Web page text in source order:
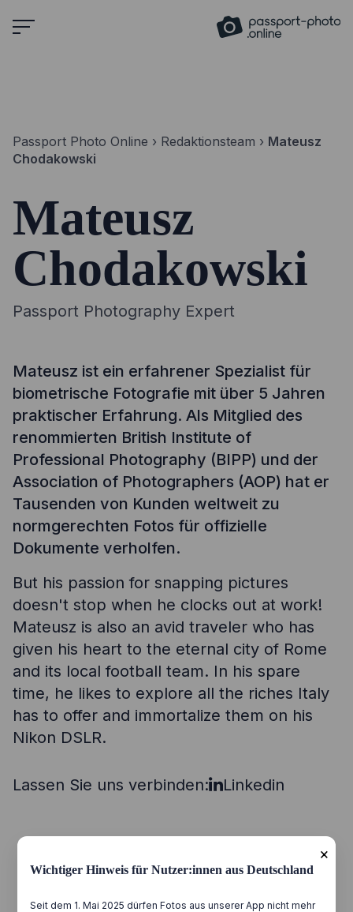
to
Passport Photo Online › Redaktionsteam › Mateusz
Chodakowski
Mateusz
Chodakowski
Passport Photography Expert
Mateusz ist ein erfahrener Spezialist für
biometrische Fotografie mit über 5 Jahren
praktischer Erfahrung. Als Mitglied des
renommierten British Institute of
Professional Photography (BIPP) und der
Association of Photographers (AOP) hat er
Tausenden von Kunden weltweit zu
normgerechten Fotos für offizielle
Dokumente verholfen.
But his passion for snapping pictures
doesn't stop when he clocks out at work!
Mateusz is also an avid traveler who has
given his heart to the eternal city of Rome
and its local football team. In his spare
time, he likes to explore all the riches Italy
has to offer and immortalize them on his
Nikon DSLR.
Lassen Sie uns verbinden: Linkedin
×
Wichtiger Hinweis für Nutzer:innen aus Deutschland
Seit dem 1. Mai 2025 dürfen Fotos aus unserer App nicht mehr